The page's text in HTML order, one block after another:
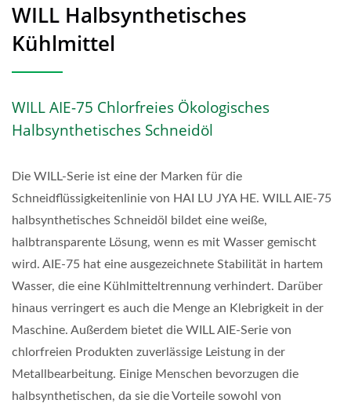
WILL Halbsynthetisches
Kühlmittel
WILL AIE-75 Chlorfreies Ökologisches
Halbsynthetisches Schneidöl
Die WILL-Serie ist eine der Marken für die
Schneidflüssigkeitenlinie von HAI LU JYA HE. WILL AIE-75
halbsynthetisches Schneidöl bildet eine weiße,
halbtransparente Lösung, wenn es mit Wasser gemischt
wird. AIE-75 hat eine ausgezeichnete Stabilität in hartem
Wasser, die eine Kühlmitteltrennung verhindert. Darüber
hinaus verringert es auch die Menge an Klebrigkeit in der
Maschine. Außerdem bietet die WILL AIE-Serie von
chlorfreien Produkten zuverlässige Leistung in der
Metallbearbeitung. Einige Menschen bevorzugen die
halbsynthetischen, da sie die Vorteile sowohl von